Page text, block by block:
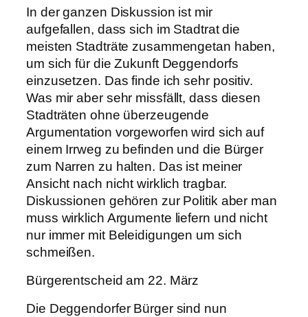
In der ganzen Diskussion ist mir
aufgefallen, dass sich im Stadtrat die
meisten Stadträte zusammengetan haben,
um sich für die Zukunft Deggendorfs
einzusetzen. Das finde ich sehr positiv.
Was mir aber sehr missfällt, dass diesen
Stadträten ohne überzeugende
Argumentation vorgeworfen wird sich auf
einem Irrweg zu befinden und die Bürger
zum Narren zu halten. Das ist meiner
Ansicht nach nicht wirklich tragbar.
Diskussionen gehören zur Politik aber man
muss wirklich Argumente liefern und nicht
nur immer mit Beleidigungen um sich
schmeißen.
Bürgerentscheid am 22. März
Die Deggendorfer Bürger sind nun